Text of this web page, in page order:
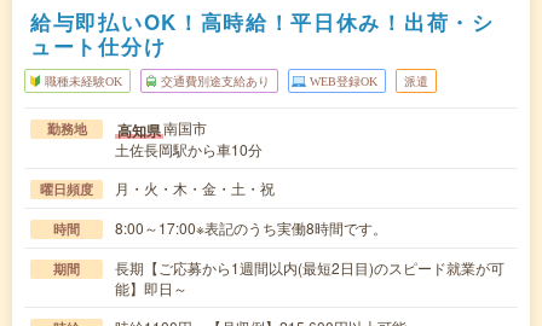
給与即払いOK！高時給！平日休み！出荷・シ
ュート仕分け
職種未経験OK 交通費別途支給あり WEB登録OK 派遣
勤務地 高知県南国市
土佐長岡駅から車10分
曜日頻度 月・火・木・金・土・祝
時間 8:00～17:00※表記のうち実働8時間です。
期間
長期【ご応募から1週間以内(最短2日目)のスピード就業が可
能】即日～